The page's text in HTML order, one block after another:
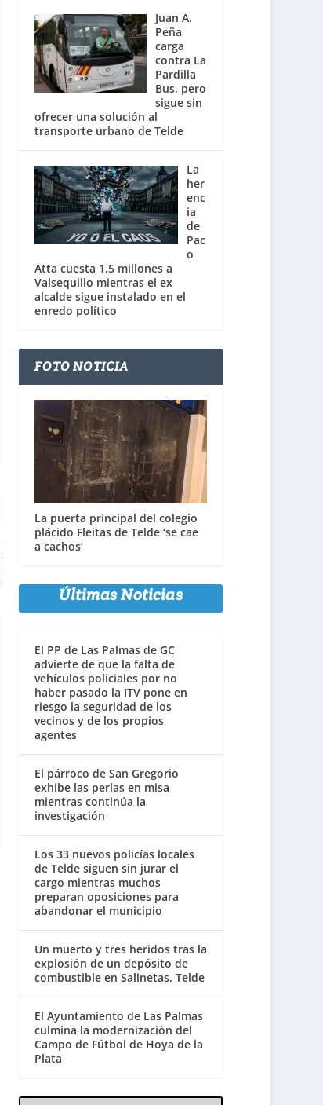
Juan A.
Peña
carga
contra La
Pardilla
Bus, pero
sigue sin
ofrecer una solución al
transporte urbano de Telde
La
her
enc
ia
de
Pac
o
Atta cuesta 1,5 millones a
Valsequillo mientras el ex
alcalde sigue instalado en el
enredo político
FOTO NOTICIA
La puerta principal del colegio
plácido Fleitas de Telde ‘se cae
a cachos’
Últimas Noticias
El PP de Las Palmas de GC
advierte de que la falta de
vehículos policiales por no
haber pasado la ITV pone en
riesgo la seguridad de los
vecinos y de los propios
agentes
El párroco de San Gregorio
exhibe las perlas en misa
mientras continúa la
investigación
Los 33 nuevos policías locales
de Telde siguen sin jurar el
cargo mientras muchos
preparan oposiciones para
abandonar el municipio
Un muerto y tres heridos tras la
explosión de un depósito de
combustible en Salinetas, Telde
El Ayuntamiento de Las Palmas
culmina la modernización del
Campo de Fútbol de Hoya de la
Plata